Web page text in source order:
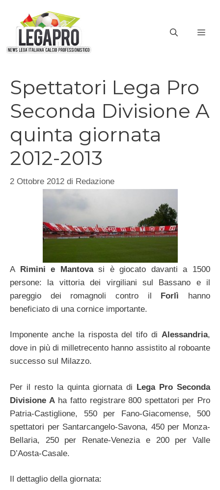
contenuto
Spettatori Lega Pro
Seconda Divisione A
quinta giornata
2012-2013
2 Ottobre 2012 di Redazione
A Rimini e Mantovasi è giocato davanti a 1500
persone: la vittoria dei virgiliani sul Bassano e il
pareggio dei romagnoli contro il Forlì hanno
beneficiato di una cornice importante.
Imponente anche la risposta del tifo di Alessandria,
dove in più di milletrecento hanno assistito al roboante
successo sul Milazzo.
Per il resto la quinta giornata di Lega Pro Seconda
Divisione Aha fatto registrare 800 spettatori per Pro
Patria-Castiglione, 550 per Fano-Giacomense, 500
spettatori per Santarcangelo-Savona, 450 per Monza-
Bellaria, 250 per Renate-Venezia e 200 per Valle
D’Aosta-Casale.
Il dettaglio della giornata: